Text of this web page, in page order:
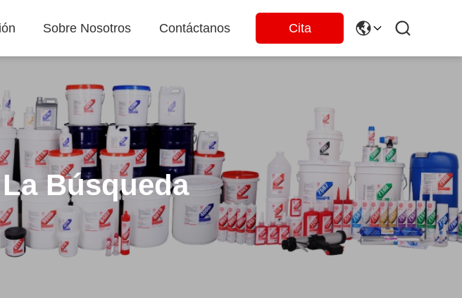
Sobre Nosotros Contáctanos Cita
Búsqueda